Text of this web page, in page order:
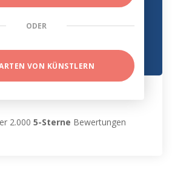
ODER
VON KÜNSTLERN
2.0005-Sterne Bewertungen